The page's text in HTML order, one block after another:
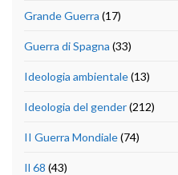
Grande Guerra (17)
Guerra di Spagna (33)
Ideologia ambientale(13)
Ideologia del gender(212)
II Guerra Mondiale(74)
Il 68 (43)